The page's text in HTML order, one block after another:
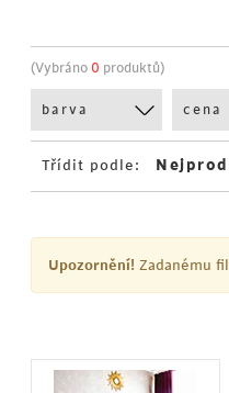
(Vybráno 0 produktů)
barva cena
Třídit podle:
Upozornění! Zadanému